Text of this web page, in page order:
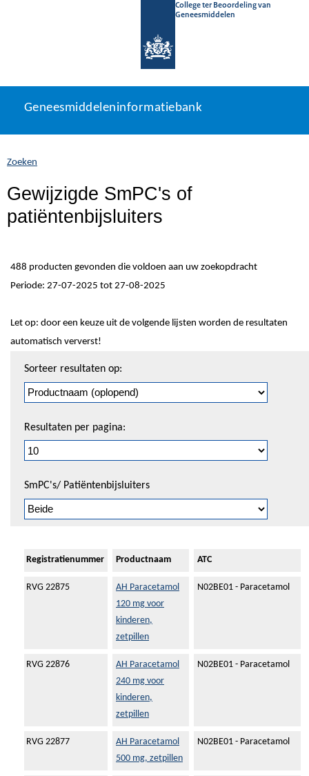
College ter Beoordeling van
Geneesmiddelen
naar
Geneesmiddeleninformatiebank
U
zich
hier:
Geneesmiddeleninformatiebank
Zoeken
Gewijzigde SmPC's of
patiëntenbijsluiters
488 producten gevonden die voldoen aan uw zoekopdracht
Periode: 27-07-2025 tot 27-08-2025
Let op: door een keuze uit de volgende lijsten worden de resultaten
automatisch ververst!
pagineren
Sorteer resultaten op:
Resultaten per pagina:
SmPC's/ Patiëntenbijsluiters
Registratienummer Productnaam ATC
RVG 22875
AH Paracetamol
120 mg voor
kinderen,
zetpillen
N02BE01 - Paracetamol
RVG 22876
AH Paracetamol
240 mg voor
kinderen,
zetpillen
N02BE01 - Paracetamol
RVG 22877
AH Paracetamol
500 mg, zetpillen
N02BE01 - Paracetamol